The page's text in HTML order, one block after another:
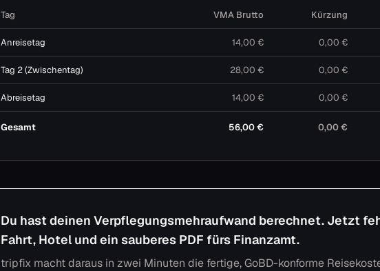
Tag VMA Brutto Kürzung
Anreisetag 14,00 € 0,00 €
Tag 2 (Zwischentag) 28,00 € 0,00 €
Abreisetag 14,00 € 0,00 €
Gesamt 56,00 € 0,00 €
Du hast deinen Verpflegungsmehraufwand berechnet. Jetzt
Fahrt, Hotel und ein sauberes PDF fürs Finanzamt.
tripfix macht daraus in zwei Minuten die fertige, GoBD-konforme